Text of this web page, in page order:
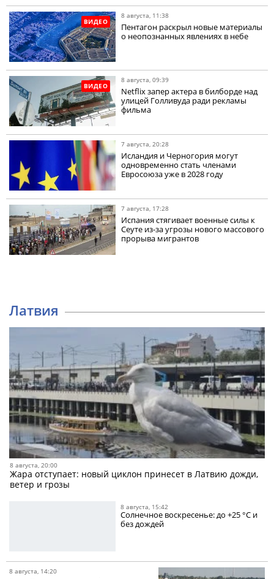
ВИДЕО
8 августа, 11:38
Пентагон раскрыл новые материалы
о неопознанных явлениях в небе
ВИДЕО
8 августа, 09:39
Netflix запер актера в билборде над
улицей Голливуда ради рекламы
фильма
7 августа, 20:28
Исландия и Черногория могут
одновременно стать членами
Евросоюза уже в 2028 году
7 августа, 17:28
Испания стягивает военные силы к
Сеуте из-за угрозы нового массового
прорыва мигрантов
Латвия
8 августа, 20:00
Жара отступает: новый циклон принесет в Латвию дожди,
ветер и грозы
8 августа, 15:42
Солнечное воскресенье: до +25 °C и
без дождей
8 августа, 14:20